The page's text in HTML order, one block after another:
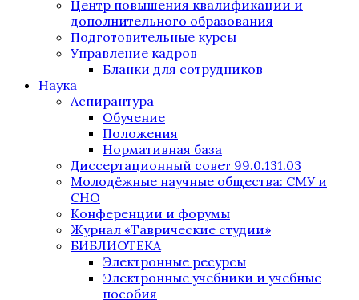
Центр повышения квалификации и
дополнительного образования
Подготовительные курсы
Управление кадров
Бланки для сотрудников
Наука
Аспирантура
Обучение
Положения
Нормативная база
Диссертационный совет 99.0.131.03
Молодёжные научные общества: СМУ и
СНО
Конференции и форумы
Журнал «Таврические студии»
БИБЛИОТЕКА
Электронные ресурсы
Электронные учебники и учебные
пособия